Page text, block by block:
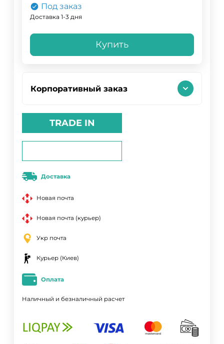
Под заказ
Доставка 1-3 дня
Купить
Корпоративный заказ
TRADE IN
Доставка
Новая почта
Новая почта (курьер)
Укр почта
Курьер (Киев)
Оплата
Наличный и безналичный расчет